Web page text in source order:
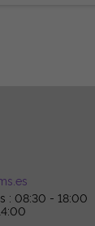
: 08:30 - 18:00